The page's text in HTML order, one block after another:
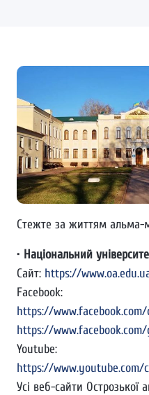
Стежте за життям альма-
• Національний
Сайт: https://
Facebook:
https://
https://
Youtube:
https://www.youtube.com/
Усі веб-сайти Острозької